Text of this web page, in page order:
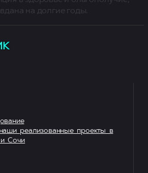
на долгие годы.
реализованные проекты в
Сочи